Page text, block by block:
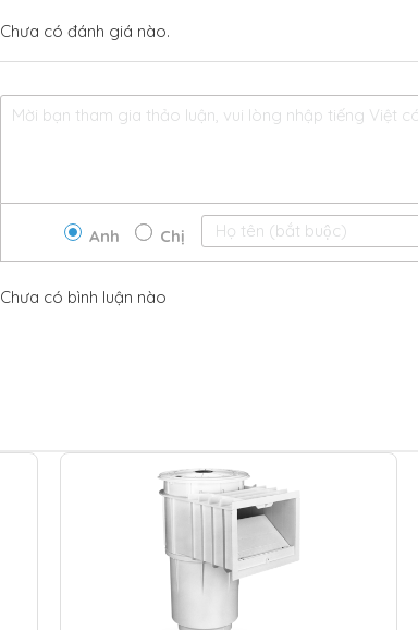
Chưa có đánh giá nào.
Anh Chị
Chưa có bình luận nào